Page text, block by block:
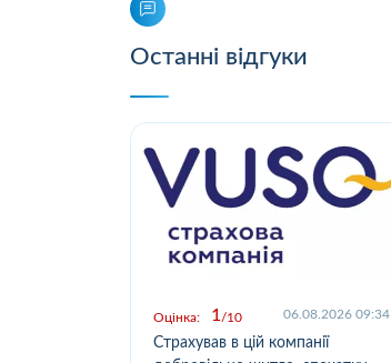
Останні відгуки
Оцінка: 1 10 06.08.2026 09:34
Страхував в цій компанії